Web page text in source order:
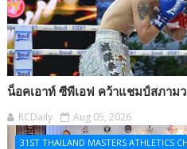
น็อคเอาท์ ซีพีเอฟ คว้าแชมป์สภามว
RCDaily Aug 05, 2026
31ST THAILAND MASTERS ATHLETICS